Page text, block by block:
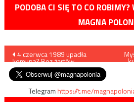
PODOBA CI SIĘ TO CO ROBIMY?
MAGNA
Nawigacja
wpisu
4 czerwca 1989 upadła
komuna? Bez żartów…
Telegramhttps://t.me/